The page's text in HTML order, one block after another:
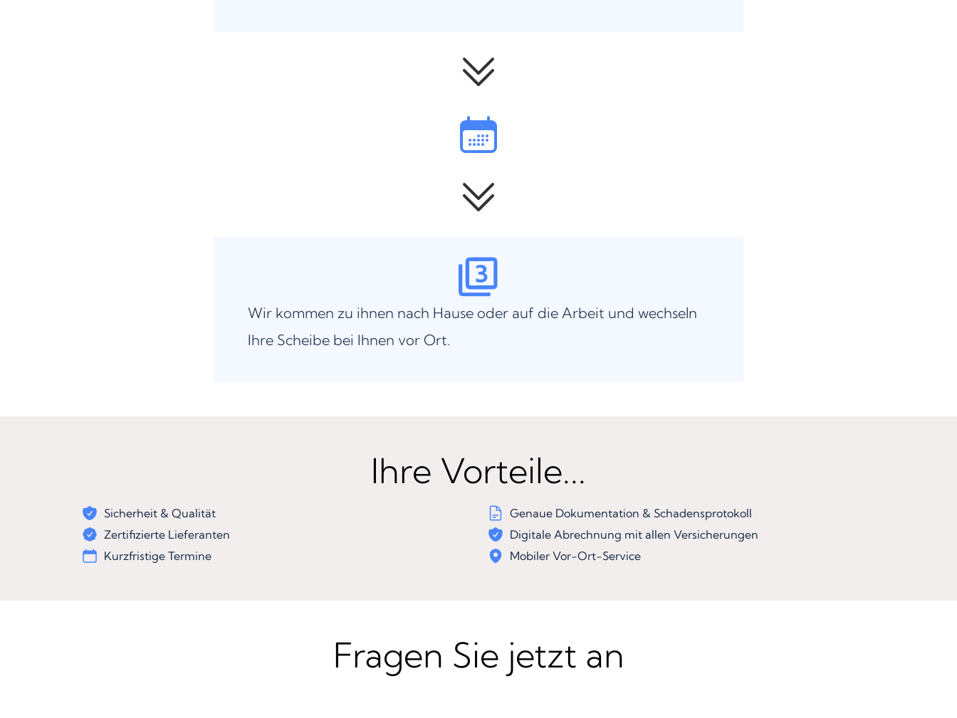
Wir kommen zu ihnen nach Hause oder auf die Arbeit und wechseln
Ihre Scheibe bei Ihnen vor Ort.
Ihre Vorteile...
Sicherheit & Qualität
Zertifizierte Lieferanten
Kurzfristige Termine
Genaue Dokumentation & Schadensprotokoll
Digitale Abrechnung mit allen Versicherungen
Mobiler Vor-Ort-Service
Fragen Sie jetzt an